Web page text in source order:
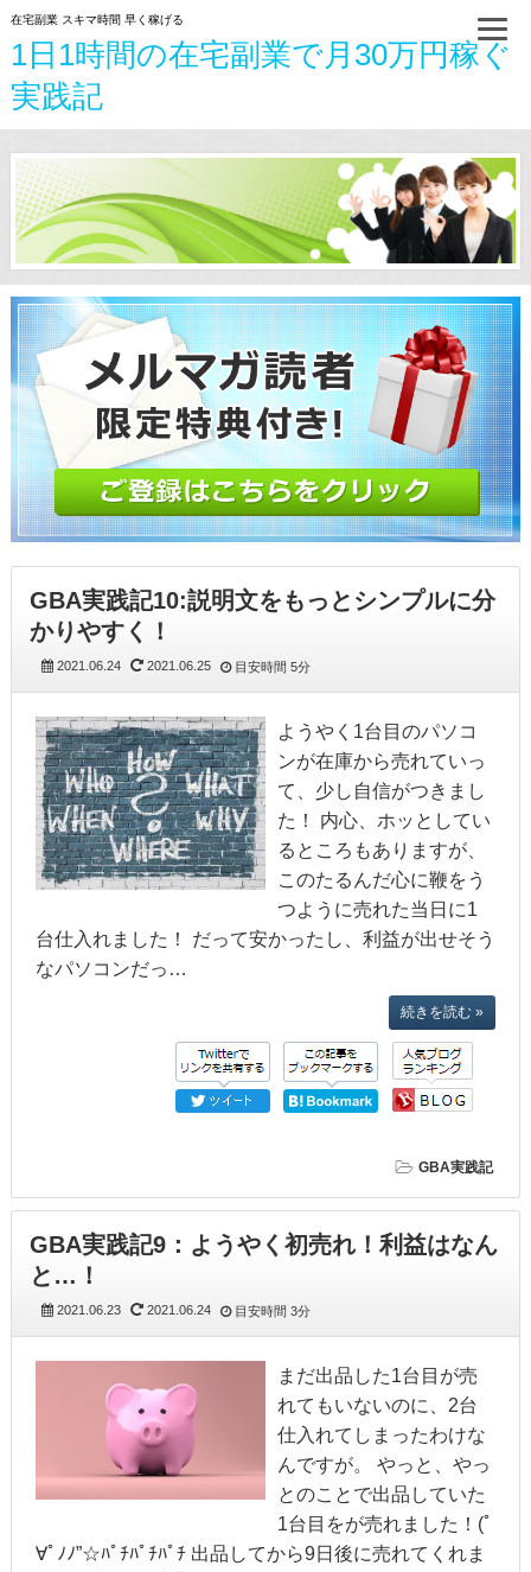
在宅副業 スキマ時間 早く稼げる
1日1時間の在宅副業で月30万円稼ぐ
実践記
GBA実践記10:説明文をもっとシンプルに分
かりやすく！
2021.06.24 2021.06.25 目安時間 5分
ようやく1台目のパソコ
ンが在庫から売れていっ
て、少し自信がつきまし
た！ 内心、ホッとしてい
るところもありますが、
このたるんだ心に鞭をう
つように売れた当日に1
台仕入れました！ だって安かったし、利益が出せそう
なパソコンだっ…
続きを読む »
GBA実践記
GBA実践記9：ようやく初売れ！利益はなん
と…！
2021.06.23 2021.06.24 目安時間 3分
まだ出品した1台目が売
れてもいないのに、2台
仕入れてしまったわけな
んですが。 やっと、やっ
とのことで出品していた
1台目をが売れました！(ﾟ
∀ﾟﾉﾉ”☆ﾊﾟﾁﾊﾟﾁﾊﾟﾁ 出品してから9日後に売れてくれま